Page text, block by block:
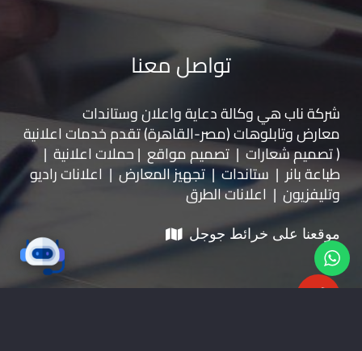
تواصل معنا
شركة ناب هي وكالة دعاية واعلان وستاندات
معارضوتابلوهات(مصر-القاهرة) تقدم خدمات اعلانية
( تصميم شعارات | تصميم مواقع | حملات اعلانية |
طباعة بانر | ستاندات | تجهيز المعارض | اعلانات راديو
وتليفزيون | اعلانات الطرق
موقعنا على خرائط جوجل
01228535118